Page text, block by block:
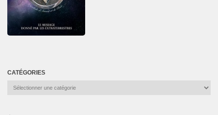
CATÉGORIES
Catégories